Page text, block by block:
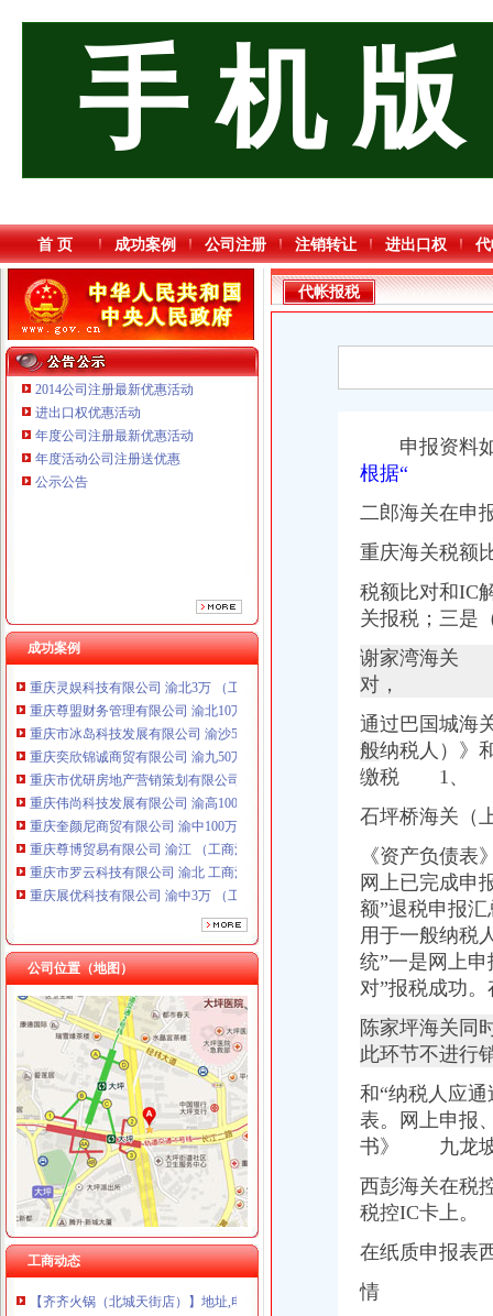
手 机 版
首 页 成功案例 公司注册 注销转让 进出口权
2014公司注册最新优惠活动
进出口权优惠活动
年度公司注册最新优惠活动
年度活动公司注册送优惠
公示公告
成功案例
重庆奕欣锦诚商贸有限公司 渝九50万 （工商注册）
重庆市罗云科技有限公司 渝北 工商注册
重庆展优科技有限公司 渝中3万 （工商注册）
重庆盛旗投资咨询有限公司 渝中10万 （工商注册）
重庆灵娱科技有限公司 渝北3万 （工商注册）
重庆尊盟财务管理有限公司 渝北10万 （工商注册）
重庆市冰岛科技发展有限公司 渝沙50万 （进出口权）
重庆奕欣锦诚商贸有限公司 渝九50万 （工商注册）
重庆市优研房地产营销策划有限公司
重庆伟尚科技发展有限公司 渝高100万 （工商注册）
重庆奎颜尼商贸有限公司 渝中100万 （工商注册）
重庆尊博贸易有限公司 渝江 （工商注册）
重庆市罗云科技有限公司 渝北 工商注册
重庆展优科技有限公司 渝中3万 （工商注册）
重庆盛旗投资咨询有限公司 渝中10万 （工商注册）
重庆灵娱科技有限公司 渝北3万 （工商注册）
重庆尊盟财务管理有限公司 渝北10万 （工商注册）
重庆市冰岛科技发展有限公司 渝沙50万 （进出口权）
公司位置（地图）
工商动态
金凤
金凤街_成都金凤街_本地宝成都公交网
【】金凤征网_金凤征找对象_金凤征吧_珍爱网
【】金凤找富婆_金凤富婆_金凤会_珍爱网
金凤股份_行资讯_新三板_新浪财经_新浪网
大家来关注一下金凤科技的这个行！！！！！_百度知道
渝州路海关
重庆车辆购置税在哪里缴-答案来了-车务代办-重庆风行天下车友社区
【齐齐火锅（北城天街店）】地址,电话,团购,订餐,营业时间-重
重庆永不落幕的315维权直通车_频道_凤凰网
代帐报税
申报资料如
根据“
二郎海关在申
重庆海关税
税额比对和IC
关报税；三是
谢家湾海关
对，
通过巴国城海
般纳税人）》
缴税 1、
石坪桥海关
《资产负债
网上已完成申
额”退税申报
用于一般纳税
统”一是网上
对”报税成功
陈家坪海关同
此环节不进行
和“纳税人应
表。网上申报
书》 九龙坡
西彭海关在税
税控IC卡上。
在纸质申报表
情